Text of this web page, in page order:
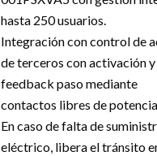
hasta 250 usuarios.
Integración con control de
de terceros con activación y
feedback paso mediante
contactos libres de
En caso de falta de
eléctrico, libera el tránsito